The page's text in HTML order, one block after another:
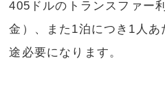
405ドルのトランスファー
金）、また1泊につき1人あ
途必要になります。